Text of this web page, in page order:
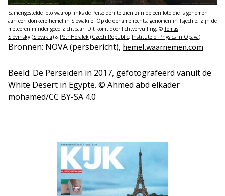
Samengestelde foto waarop links de Perseïden te zien zijn op een foto die is genomen
aan een donkere hemel in Slowakije. Op de opname rechts, genomen in Tsjechië, zijn de
meteoren minder goed zichtbaar. Dit komt door lichtvervuiling. ©Tomas
Slovinsky (Slovakia) & Petr Horalek (Czech Republic; Institute of Physics in Opava)
Bronnen: NOVA (persbericht), hemel.waarnemen.com
Beeld: De Perseïden in 2017, gefotografeerd vanuit de
White Desert in Egypte. © Ahmed abd elkader
mohamed/CC BY-SA 4.0